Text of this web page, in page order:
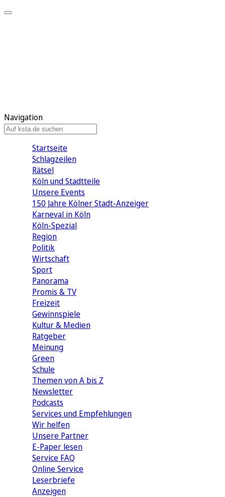
Navigation
Startseite
Schlagzeilen
Rätsel
Köln und Stadtteile
Unsere Events
150 Jahre Kölner Stadt-Anzeiger
Karneval in Köln
Köln-Spezial
Region
Politik
Wirtschaft
Sport
Panorama
Promis & TV
Freizeit
Gewinnspiele
Kultur & Medien
Ratgeber
Meinung
Green
Schule
Themen von A bis Z
Newsletter
Podcasts
Services und Empfehlungen
Wir helfen
Unsere Partner
E-Paper lesen
Service FAQ
Online Service
Leserbriefe
Anzeigen